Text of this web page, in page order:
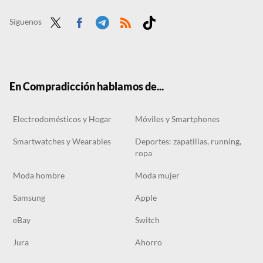
Síguenos
En Compradicción hablamos de...
Electrodomésticos y Hogar Móviles y Smartphones
Smartwatches y Wearables
Deportes: zapatillas, running,
ropa
Moda hombre Moda mujer
Samsung Apple
eBay Switch
Jura Ahorro